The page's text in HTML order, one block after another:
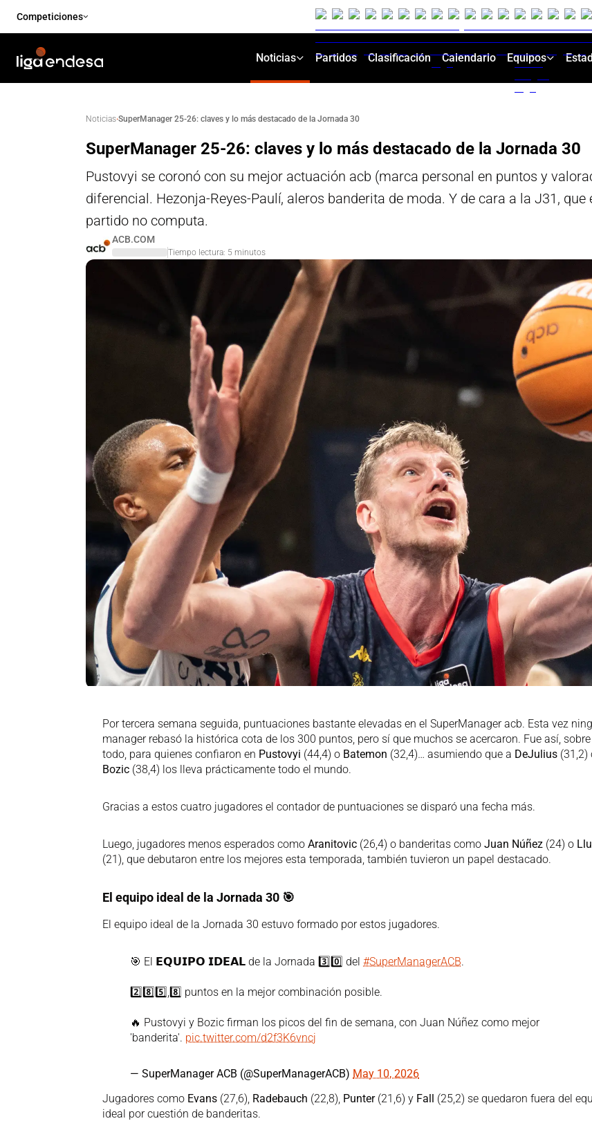
Competiciones
Noticias Partidos Clasificación Calendario Equipos
Noticias·SuperManager 25-26: claves y lo más destacado de la Jornada 30
SuperManager 25-26: claves y lo más destacado de la Jornada 30
Pustovyi se coronó con su mejor actuación acb (marca personal en puntos y
diferencial. Hezonja-Reyes-Paulí, aleros banderita de moda. Y de cara a la J31,
partido no computa.
ACB.COM
Tiempo lectura: 5 minutos
Por tercera semana seguida, puntuaciones bastante elevadas en el SuperManager acb. Esta vez
manager rebasó la histórica cota de los 300 puntos, pero sí que muchos se acercaron. Fue así, sobre
todo, para quienes confiaron en Pustovyi (44,4) o Batemon (32,4)… asumiendo que a DeJulius (31,2)
Bozic (38,4) los lleva prácticamente todo el mundo.
Gracias a estos cuatro jugadores el contador de puntuaciones se disparó una fecha más.
Luego, jugadores menos esperados como Aranitovic (26,4) o banderitas como Juan Núñez (24) o
(21), que debutaron entre los mejores esta temporada, también tuvieron un papel destacado.
El equipo ideal de la Jornada 30 🎯
El equipo ideal de la Jornada 30 estuvo formado por estos jugadores.
🎯 El 𝗘𝗤𝗨𝗜𝗣𝗢 𝗜𝗗𝗘𝗔𝗟 de la Jornada 3️⃣0️⃣ del #SuperManagerACB.
2️⃣8️⃣5️⃣,8️⃣ puntos en la mejor combinación posible.
🔥 Pustovyi y Bozic firman los picos del fin de semana, con Juan Núñez como mejor
'banderita'. pic.twitter.com/d2f3K6vncj
— SuperManager ACB (@SuperManagerACB) May 10, 2026
Jugadores como Evans (27,6), Radebauch (22,8), Punter(21,6) y Fall (25,2) se quedaron fuera del
ideal por cuestión de banderitas.